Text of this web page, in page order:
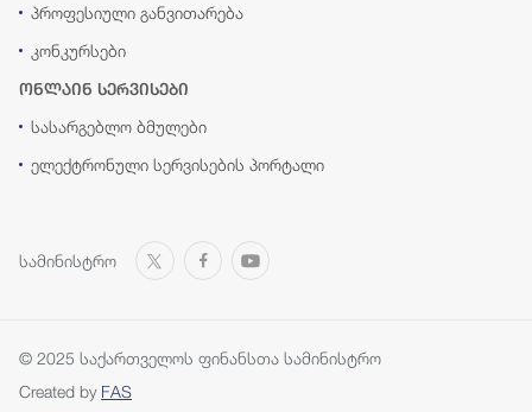
პროფესიული განვითარება
კონკურსები
ონლაინ სერვისები
სასარგებლო ბმულები
ელექტრონული სერვისების პორტალი
სამინისტრო
© 2025 საქართველოს ფინანსთა სამინისტრო
Created by FAS